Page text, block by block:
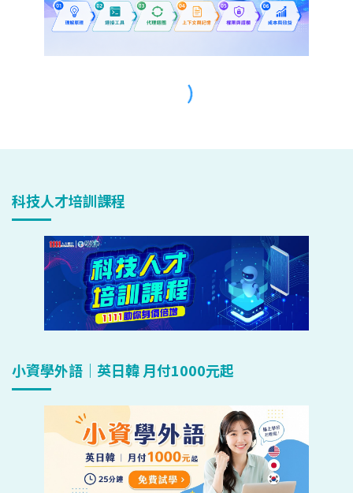
科技人才培訓課程
小資學外語｜英日韓 月付1000元起